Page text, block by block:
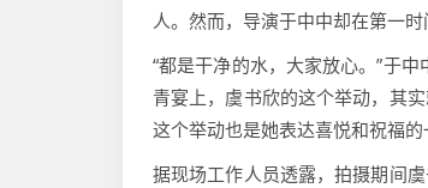
人。然而，导演于中中却在第一
“都是干净的水，大家放心。”于
青宴上，虞书欣的这个举动，其
这个举动也是她表达喜悦和祝福的
据现场工作人员透露，拍摄期间